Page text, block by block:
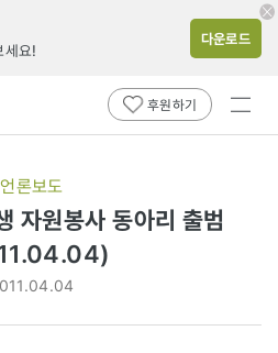
세요!
다운로드
후원하기
전체
언론보도
자원봉사 동아리 출범